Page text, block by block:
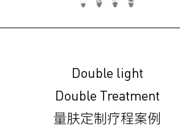
Double light
Double Treatment
量肤定制疗程案例